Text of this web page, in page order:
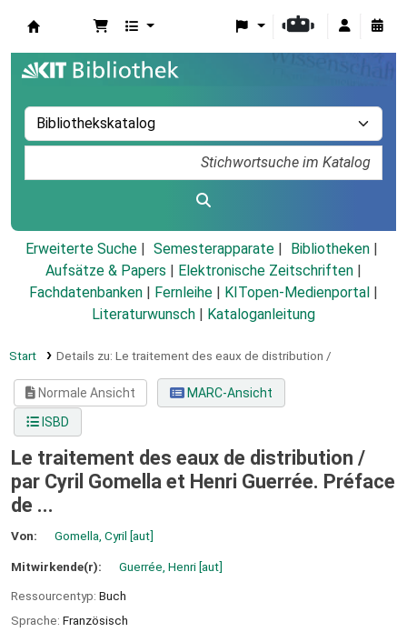
Erweiterte Suche Semesterapparate
Bibliotheken
Aufsätze & Papers
Elektronische Zeitschriften
Fachdatenbanken
Fernleihe KITopen-Medienportal
Literaturwunsch
Kataloganleitung
Start Details zu: Le traitement des eaux de distribution /
Normale Ansicht
MARC-Ansicht
ISBD
Le traitement des eaux de distribution /
par Cyril Gomella et Henri Guerrée. Préface
de ...
Von: Gomella, Cyril [aut]
Mitwirkende(r): Guerrée, Henri[aut]
Ressourcentyp: Buch
Sprache: Französisch